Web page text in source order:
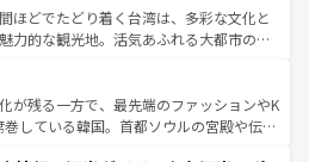
ダンスなど、すべてがハワイの魅力を彩
たびに新しい発見と感動が待っているハ
の美しい原生林やケアンズの熱帯雨林な
くさん。また、カフェやワイン、オージ
ティも充実しており、サーフィンやダイ
グなど、アウトドア好きにはたまらな
アの多彩な魅力を存分に味わいつくそ
ほどでたどり着く台湾は、多彩な文化と
力的な観光地。活気あふれる大都市の台
岳地帯である台湾東部など、都市の喧騒
共存しており、訪れる人に新しい発見と
くれる。また、奥深い台湾の食文化も魅
が残る一方で、最先端のファッションやK
している韓国。首都ソウルの宮殿や伝統